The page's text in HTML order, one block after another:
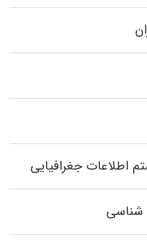
اطلاعات جغرافیایی
شناسی